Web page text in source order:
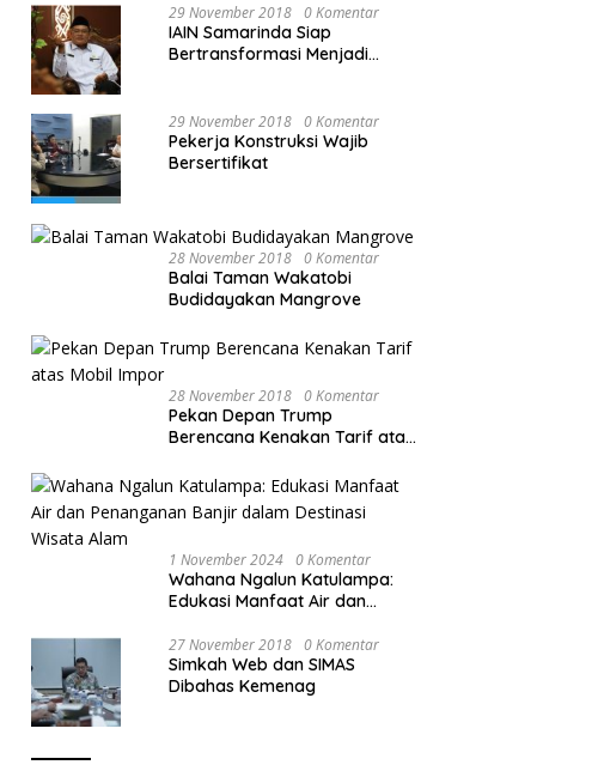
29 November 2018 0 Komentar
IAIN Samarinda Siap
Bertransformasi Menjadi
29 November 2018 0 Komentar
Pekerja Konstruksi Wajib
Bersertifikat
28 November 2018 0 Komentar
Balai Taman Wakatobi
Budidayakan Mangrove
28 November 2018 0 Komentar
Pekan Depan Trump
Berencana Kenakan Tarif atas
1 November 2024 0 Komentar
Wahana Ngalun Katulampa:
Edukasi Manfaat Air dan
Destinasi Wisata Alam
27 November 2018 0 Komentar
Simkah Web dan SIMAS
Dibahas Kemenag